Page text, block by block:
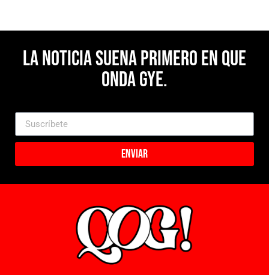
La noticia suena primero en Que
Onda Gye.
Enviar